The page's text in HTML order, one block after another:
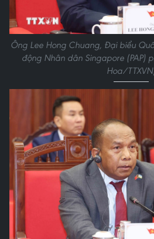
Ông Lee Hong Chuang, Đại biểu
động Nhân dân Singapore (PAP)
Hoa/